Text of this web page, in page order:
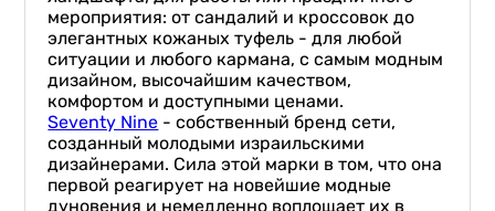
мероприятия: от сандалий и кроссовок до
элегантных кожаных туфель - для любой
ситуации и любого кармана, с самым модным
дизайном, высочайшим качеством,
комфортом и доступными ценами.
Seventy Nine - собственный бренд сети,
созданный молодыми израильскими
дизайнерами. Сила этой марки в том, что она
первой реагирует на новейшие модные
дуновения и немедленно воплощает их в